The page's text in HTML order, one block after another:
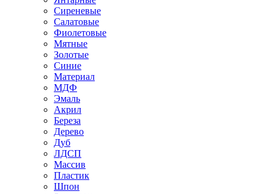
Сиреневые
Салатовые
Фиолетовые
Мятные
Золотые
Синие
Материал
МДФ
Эмаль
Акрил
Береза
Дерево
Дуб
ЛДСП
Массив
Пластик
Шпон